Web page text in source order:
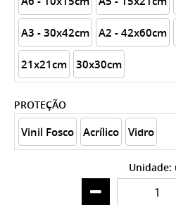
A3 - 30x42cm A2 - 42x60cm
21x21cm 30x30cm
PROTEÇÃO
Vinil Fosco Acrílico Vidro
Unidade: